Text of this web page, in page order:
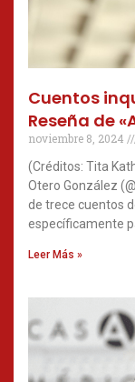
Cuentos
Reseña de
noviembre 8, 2024
(Créditos: Tita
Otero González
de trece cuentos
específicamente
Leer Más »